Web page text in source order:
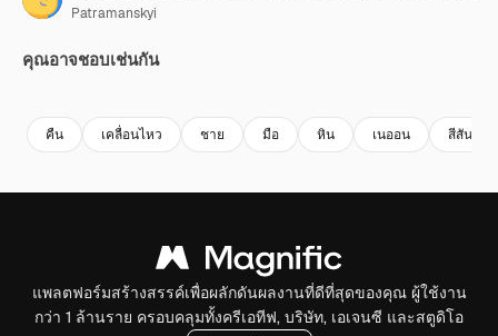
Patramanskyi
คุณอาจชอบเช่นกัน
คืน เคลื่อนไหว ชาย มือ หิน เนออน สีสัน
แพลตฟอร์มสร้างสรรค์เพื่อผลักดันผลงานที่ดีที่สุดของคุณ ผู้ใช้งาน
กว่า 1 ล้านราย ครอบคลุมทั้งครีเอทีฟ, บริษัท, เอเจนซี และสตูดิโอ